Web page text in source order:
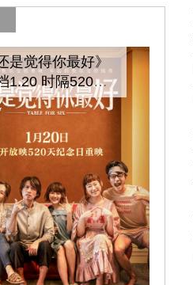
是觉得你最好》
1.20 时隔520日